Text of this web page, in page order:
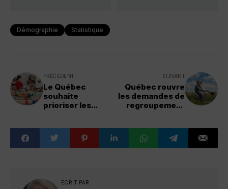
Démographie Statistique
PRÉCÉDENT
Le Québec
souhaite
prioriser les
résidents
permanents aux
garderies
SUIVANT
Québec rouvre
les demandes de
regroupement
plafond
ÉCRIT PAR